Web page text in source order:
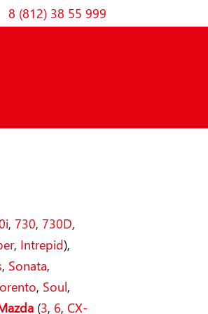
8 (812) 38 55 999
,730,730D,
, Intrepid),
, Sonata,
, Soul,
(3, 6,CX-